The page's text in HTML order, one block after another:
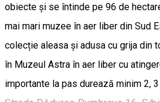
obiecte și se întinde pe 96 de
mai mari muzee în aer liber din Sud
colecție aleasa și adusa cu grija din
în Muzeul Astra în aer liber cu
importante la pas durează minim 2, 3